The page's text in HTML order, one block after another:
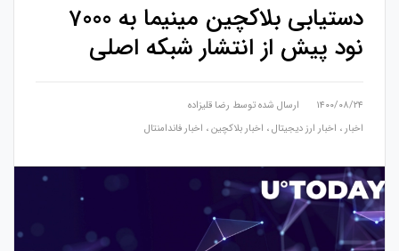
دستیابی بلاکچین مینیما به 7000
نود پیش از انتشار شبکه اصلی
۱۴۰۰/۰۸/۲۴ ارسال شده توسط رضا قلیزاده
اخبار ، اخبار ارز دیجیتال، اخبار بلاکچین، اخبار فاندامنتال